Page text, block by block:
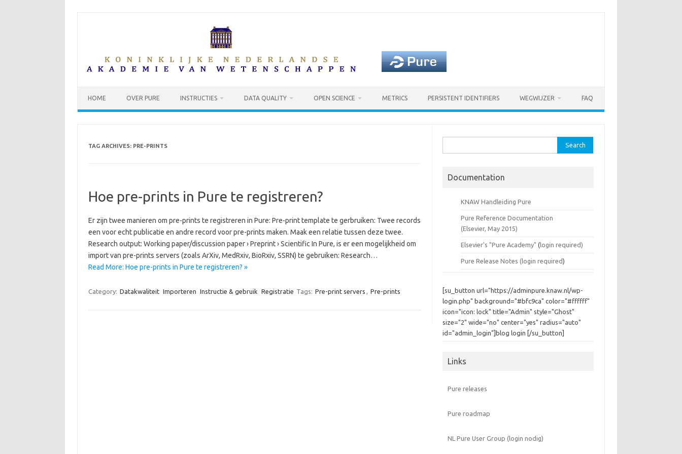
HOME OVER PURE INSTRUCTIES DATA QUALITY OPEN SCIENCE METRICS PERSISTENT IDENTIFIERS WEGWIJZER FAQ
TAG ARCHIVES: PRE-PRINTS
Hoe pre-prints in Pure te registreren?
Er zijn twee manieren om pre-prints te registreren in Pure: Pre-print template te gerbruiken: Twee records
een voor echt publicatie en andre record voor pre-prints maken. Maak een relatie tussen deze twee.
Research output: Working paper/discussion paper › Preprint › Scientific In Pure, is er een mogelijkheid om
import van pre-prints servers (zoals ArXiv, MedRxiv, BioRxiv, SSRN) te gebruiken: Research…
Read More: Hoe pre-prints in Pure te registreren? »
Category: Datakwaliteit Importeren Instructie & gebruik Registratie Tags: Pre-print servers , Pre-prints
for:
Documentation
KNAW Handleiding Pure
Pure Reference Documentation
(Elsevier, May 2015)
Elsevier's "Pure Academy" (login required)
Pure Release Notes (login required)
[su_button url="https://adminpure.knaw.nl/wp-
login.php" background="#bfc9ca" color="#ffffff"
icon="icon: lock" title="Admin" style="Ghost"
size="2" wide="no" center="yes" radius="auto"
id="admin_login"]blog login [/su_button]
Links
Pure releases
Pure roadmap
NL Pure User Group (login nodig)